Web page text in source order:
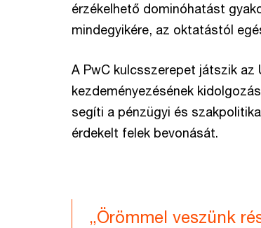
érzékelhető dominóhatást
mindegyikére, az oktatástól
A PwC kulcsszerepet játszik az
kezdeményezésének
segíti a pénzügyi és
érdekelt felek bevonását.
„Örömmel veszünk